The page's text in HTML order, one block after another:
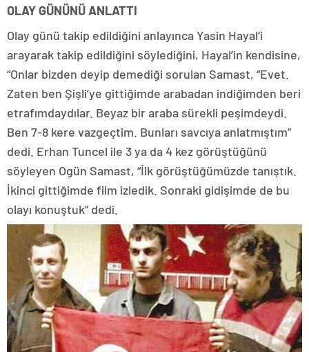
OLAY GÜNÜNÜ ANLATTI
Olay günü takip edildiğini anlayınca Yasin Hayal’i
arayarak takip edildiğini söylediğini, Hayal’in kendisine,
“Onlar bizden deyip demediği sorulan Samast, “Evet.
Zaten ben Şişli’ye gittiğimde arabadan indiğimden beri
etrafımdaydılar. Beyaz bir araba sürekli peşimdeydi.
Ben 7-8 kere vazgeçtim. Bunları savcıya anlatmıştım”
dedi. Erhan Tuncel ile 3 ya da 4 kez görüştüğünü
söyleyen Ogün Samast, “İlk görüştüğümüzde tanıştık.
İkinci gittiğimde film izledik. Sonraki gidişimde de bu
olayı konuştuk” dedi.